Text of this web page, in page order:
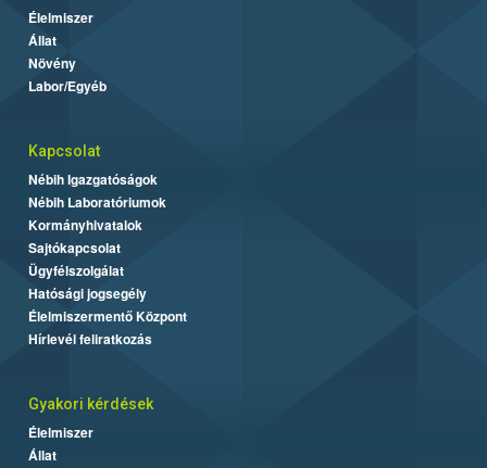
Élelmiszer
Állat
Növény
Labor/Egyéb
Kapcsolat
Nébih Igazgatóságok
Nébih Laboratóriumok
Kormányhivatalok
Sajtókapcsolat
Ügyfélszolgálat
Hatósági jogsegély
Élelmiszermentő Központ
Hírlevél feliratkozás
Gyakori kérdések
Élelmiszer
Állat